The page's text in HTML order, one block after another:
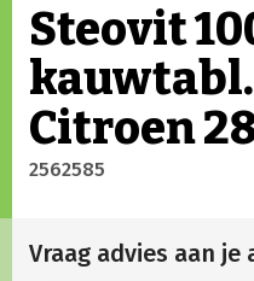
Steovit
Citroen
2562585
Vraag advies aan je